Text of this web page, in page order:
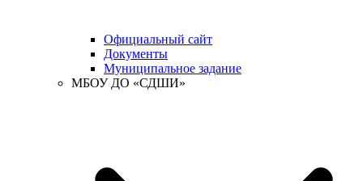
Официальный сайт
Документы
Муниципальное задание
МБОУ ДО «СДШИ»